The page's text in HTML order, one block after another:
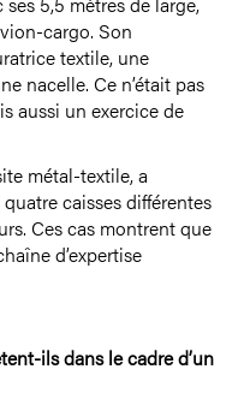
cargo. Son
textile, une
nacelle. Ce n’était pas
aussi un exercice de
métal-textile, a
caisses différentes
Ces cas montrent que
d’expertise
ils dans le cadre d’un